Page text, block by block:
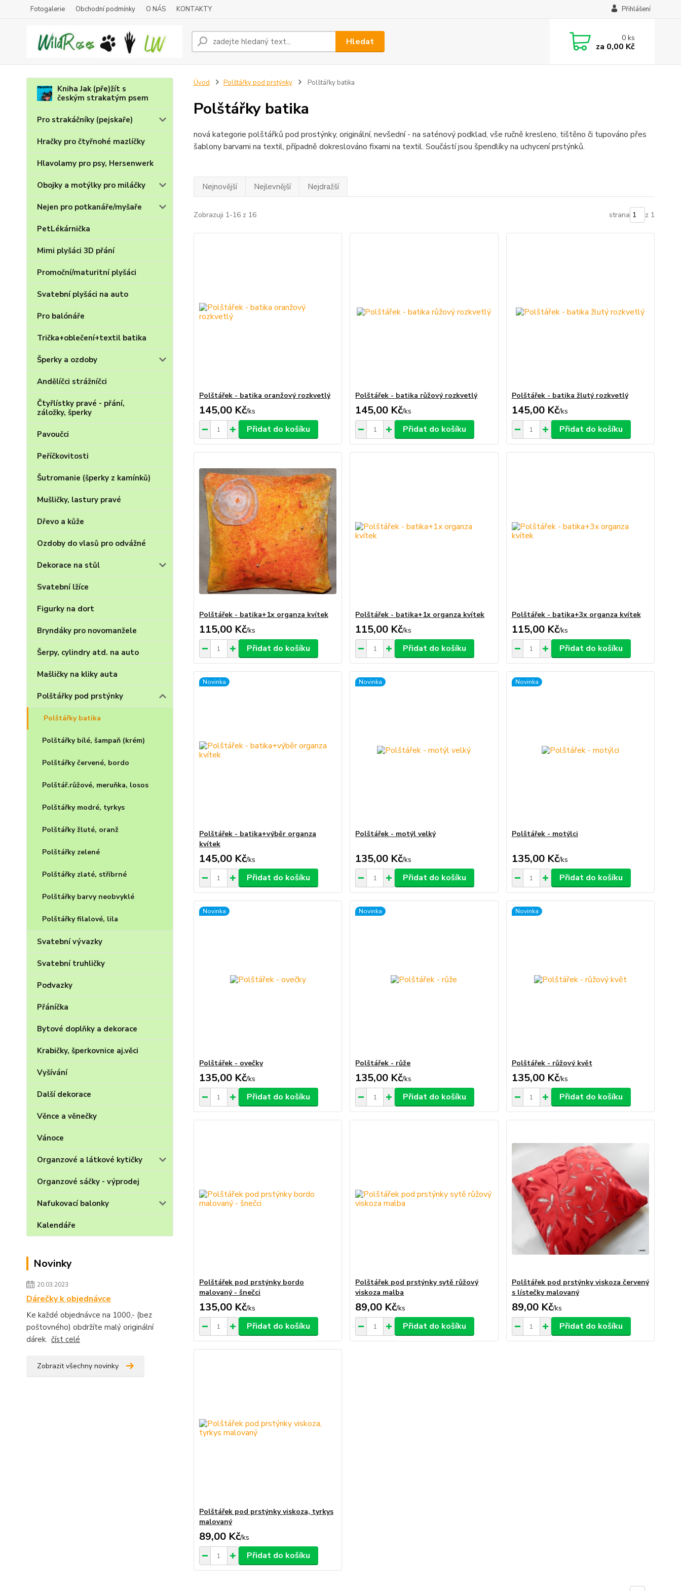
Fotogalerie Obchodní podmínky O NÁS KONTAKTY Přihlášení
Hledat 0ks
za 0,00 Kč
Kniha Jak (pře)žít s
českým strakatým psem
Pro strakáčníky (pejskaře)
Hračky pro čtyřnohé mazlíčky
Hlavolamy pro psy, Hersenwerk
Obojky a motýlky pro miláčky
Nejen pro potkanáře/myšaře
PetLékárnička
Mimi plyšáci 3D přání
Promoční/maturitní plyšáci
Svatební plyšáci na auto
Pro balónáře
Trička+oblečení+textil batika
Šperky a ozdoby
Andělíčci strážníčci
Čtyřlístky pravé - přání,
záložky, šperky
Pavoučci
Peříčkovitosti
Šutromanie (šperky z kamínků)
Mušličky, lastury pravé
Dřevo a kůže
Ozdoby do vlasů pro odvážné
Dekorace na stůl
Svatební lžíce
Figurky na dort
Bryndáky pro novomanžele
Šerpy, cylindry atd. na auto
Mašličky na kliky auta
Polštářky pod prstýnky
Polštářky batika
Polštářky bílé, šampaň (krém)
Polštářky červené, bordo
Polštář.růžové, meruňka, losos
Polštářky modré, tyrkys
Polštářky žluté, oranž
Polštářky zelené
Polštářky zlaté, stříbrné
Polštářky barvy neobvyklé
Polštářky filalové, lila
Svatební vývazky
Svatební truhličky
Podvazky
Přáníčka
Bytové doplňky a dekorace
Krabičky, šperkovnice aj.věci
Vyšívání
Další dekorace
Věnce a věnečky
Vánoce
Organzové a látkové kytičky
Organzové sáčky - výprodej
Nafukovací balonky
Kalendáře
Novinky
20.03.2023
Dárečky k objednávce
Ke každé objednávce na 1000,- (bez
poštovného) obdržíte malý originální
dárek. číst celé
Zobrazit všechny novinky
Úvod Polštářky pod prstýnky Polštářky batika
Polštářky batika
nová kategorie polštářků pod prostýnky, originální, nevšední - na saténový podklad, vše ručně kresleno, tištěno či tupováno přes
šablony barvami na textil, případně dokreslováno fixami na textil. Součástí jsou špendlíky na uchycení prstýnků.
Nejnovější Nejlevnější Nejdražší
Zobrazuji 1-16 z 16 strana z 1
Polštářek - batika oranžový rozkvetlý
145,00 Kč/ks
Přidat do košíku
Polštářek - batika růžový rozkvetlý
145,00 Kč/ks
Přidat do košíku
Polštářek - batika žlutý rozkvetlý
145,00 Kč/ks
Přidat do košíku
Polštářek - batika+1x organza kvítek
115,00 Kč/ks
Přidat do košíku
Polštářek - batika+1x organza kvítek
115,00 Kč/ks
Přidat do košíku
Polštářek - batika+3x organza kvítek
115,00 Kč/ks
Přidat do košíku
Novinka
Polštářek - batika+výběr organza
kvítek
145,00 Kč/ks
Přidat do košíku
Novinka
Polštářek - motýl velký
135,00 Kč/ks
Přidat do košíku
Novinka
Polštářek - motýlci
135,00 Kč/ks
Přidat do košíku
Novinka
Polštářek - ovečky
135,00 Kč/ks
Přidat do košíku
Novinka
Polštářek - růže
135,00 Kč/ks
Přidat do košíku
Novinka
Polštářek - růžový květ
135,00 Kč/ks
Přidat do košíku
Polštářek pod prstýnky bordo
malovaný - šnečci
135,00 Kč/ks
Přidat do košíku
Polštářek pod prstýnky sytě růžový
viskoza malba
89,00 Kč/ks
Přidat do košíku
Polštářek pod prstýnky viskoza červený
s lístečky malovaný
89,00 Kč/ks
Přidat do košíku
Polštářek pod prstýnky viskoza, tyrkys
malovaný
89,00 Kč/ks
Přidat do košíku